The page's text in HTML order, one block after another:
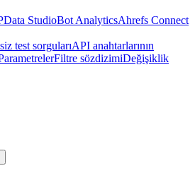
Data StudioBot AnalyticsAhrefs Connect
test sorgularıAPI anahtarlarının
Filtre sözdizimiDeğişiklik